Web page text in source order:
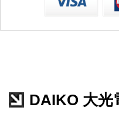
DAIKO 大光